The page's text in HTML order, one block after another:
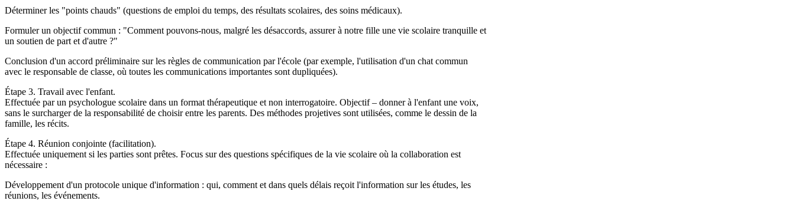
Déterminer les "points chauds" (questions de emploi du temps, des résultats scolaires, des soins médicaux).
Formuler un objectif commun : "Comment pouvons-nous, malgré les désaccords, assurer à notre fille une vie scolaire tranquille et
un soutien de part et d'autre ?"
Conclusion d'un accord préliminaire sur les règles de communication par l'école (par exemple, l'utilisation d'un chat commun
avec le responsable de classe, où toutes les communications importantes sont dupliquées).
Étape 3. Travail avec l'enfant.
Effectuée par un psychologue scolaire dans un format thérapeutique et non interrogatoire. Objectif – donner à l'enfant une voix,
sans le surcharger de la responsabilité de choisir entre les parents. Des méthodes projetives sont utilisées, comme le dessin de la
famille, les récits.
Étape 4. Réunion conjointe (facilitation).
Effectuée uniquement si les parties sont prêtes. Focus sur des questions spécifiques de la vie scolaire où la collaboration est
nécessaire :
Développement d'un protocole unique d'information : qui, comment et dans quels délais reçoit l'information sur les études, les
réunions, les événements.